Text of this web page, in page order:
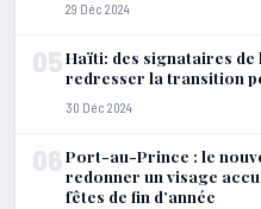
29 Déc 2024
05Haïti: des signataires de
redresser la transition
30 Déc 2024
06Port-au-Prince : le
redonner un visage
fêtes de fin d’année